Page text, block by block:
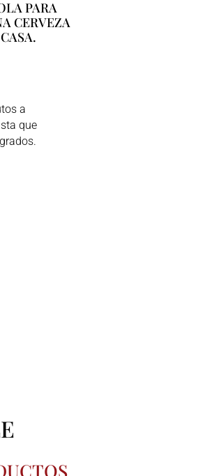
PARA
CERVEZA
a
que